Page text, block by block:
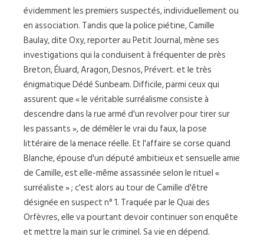
évidemment les premiers suspectés, individuellement ou
en association. Tandis que la police piétine, Camille
Baulay, dite Oxy, reporter au Petit Journal, mène ses
investigations qui la conduisent à fréquenter de près
Breton, Éluard, Aragon, Desnos, Prévert. et le très
énigmatique Dédé Sunbeam. Difficile, parmi ceux qui
assurent que « le véritable surréalisme consiste à
descendre dans la rue armé d'un revolver pour tirer sur
les passants », de démêler le vrai du faux, la pose
littéraire de la menace réelle. Et l'affaire se corse quand
Blanche, épouse d'un député ambitieux et sensuelle amie
de Camille, est elle-même assassinée selon le rituel «
surréaliste » ; c'est alors au tour de Camille d'être
désignée en suspect n° 1. Traquée par le Quai des
Orfèvres, elle va pourtant devoir continuer son enquête
et mettre la main sur le criminel. Sa vie en dépend.